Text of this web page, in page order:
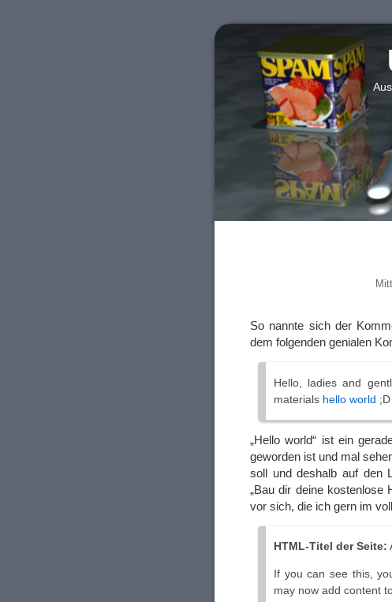
So nannte sich der
dem folgenden genialen
Hello, ladies and
materials hello world ;D
„Hello world“ ist ein
geworden ist und mal
soll und deshalb auf den
„Bau dir deine kostenlose
vor sich, die ich gern im
HTML-Titel der Seite:
If you can see this,
may now add content